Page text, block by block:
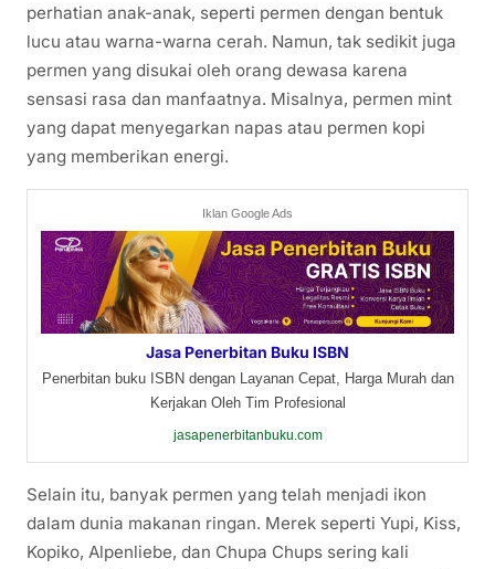
perhatian anak-anak, seperti permen dengan bentuk
lucu atau warna-warna cerah. Namun, tak sedikit juga
permen yang disukai oleh orang dewasa karena
sensasi rasa dan manfaatnya. Misalnya, permen mint
yang dapat menyegarkan napas atau permen kopi
yang memberikan energi.
Iklan Google Ads
Jasa Penerbitan Buku ISBN
Penerbitan buku ISBN dengan Layanan Cepat, Harga Murah dan
Kerjakan Oleh Tim Profesional
jasapenerbitanbuku.com
Selain itu, banyak permen yang telah menjadi ikon
dalam dunia makanan ringan. Merek seperti Yupi, Kiss,
Kopiko, Alpenliebe, dan Chupa Chups sering kali